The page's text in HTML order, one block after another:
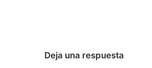
Deja una respuesta